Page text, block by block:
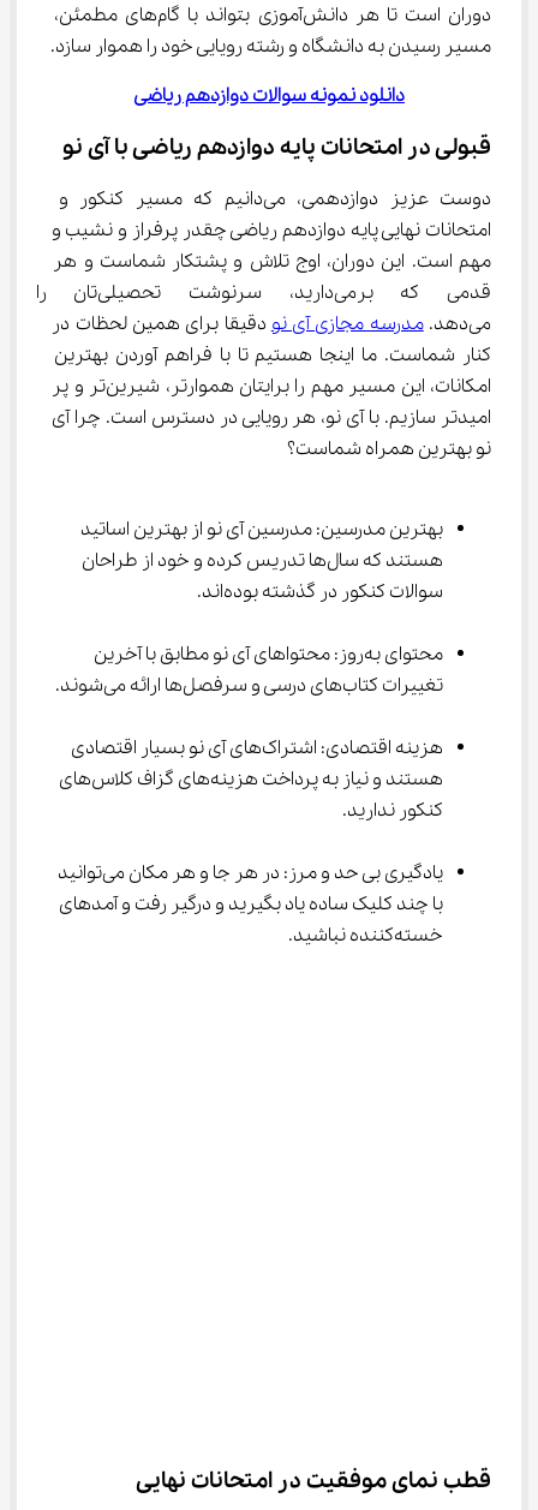
دوران است تا هر دانش‌آموزی بتواند با گام‌های مطمئن،
مسیر رسیدن به دانشگاه و رشته رویایی خود را هموار سازد.
دانلود نمونه سوالات دوازدهم ریاضی
قبولی در امتحانات پایه دوازدهم ریاضی با آی نو
دوست عزیز دوازدهمی، می‌دانیم که مسیر کنکور و
امتحانات نهایی پایه دوازدهم ریاضی چقدر پرفراز و نشیب و
مهم است. این دوران، اوج تلاش و پشتکار شماست و هر
قدمی که برمی‌دارید، سرنوشت
می‌دهد.
مدرسه مجازی آی نو دقیقا برای همین لحظات در
کنار شماست. ما اینجا هستیم تا با فراهم آوردن بهترین
امکانات، این مسیر مهم را برایتان هموارتر، شیرین‌تر و پر
امیدتر سازیم. با آی نو، هر رویایی در دسترس است. چرا آی
نو بهترین همراه شماست؟
بهترین مدرسین: مدرسین آی نو از بهترین اساتید
هستند که سال‌ها تدریس کرده و خود از طراحان
سوالات کنکور در گذشته بوده‌اند.
محتوای به‌روز: محتواهای آی نو مطابق با آخرین
تغییرات کتاب‌های درسی و سرفصل‌ها ارائه می‌شوند.
هزینه اقتصادی: اشتراک‌های آی نو بسیار اقتصادی
هستند و نیاز به پرداخت هزینه‌های گزاف کلاس‌های
کنکور ندارید.
یادگیری بی حد و مرز: در هر جا و هر مکان می‌توانید
با چند کلیک ساده یاد بگیرید و درگیر رفت و آمدهای
خسته‌کننده نباشید.
قطب ‌نمای موفقیت در امتحانات نهایی